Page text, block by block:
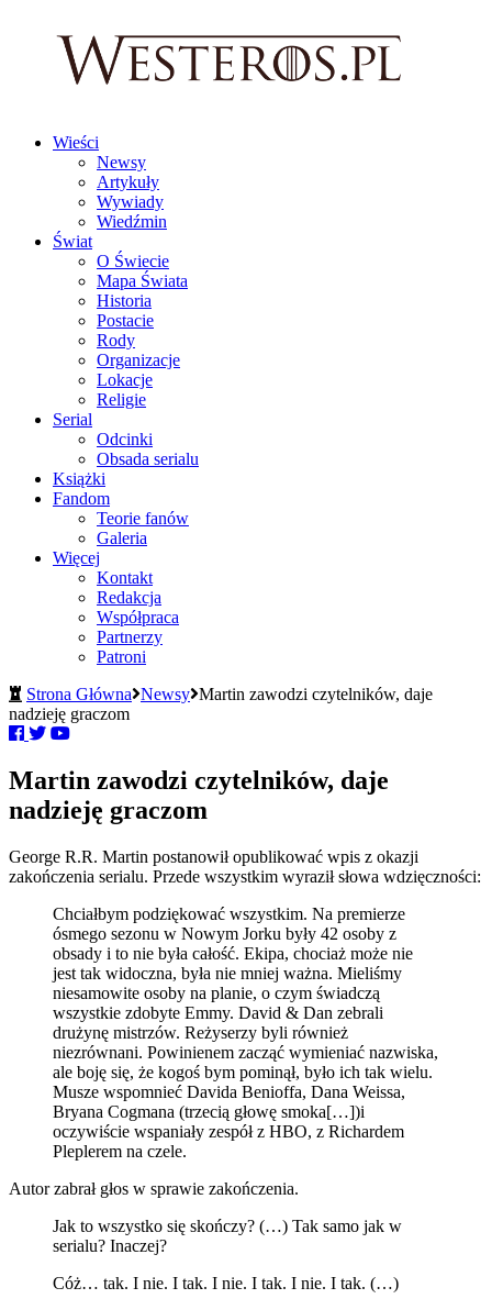
Wieści
Newsy
Artykuły
Wywiady
Wiedźmin
Świat
O Świecie
Mapa Świata
Historia
Postacie
Rody
Organizacje
Lokacje
Religie
Serial
Odcinki
Obsada serialu
Książki
Fandom
Teorie fanów
Galeria
Więcej
Kontakt
Redakcja
Współpraca
Partnerzy
Patroni
Strona Główna Newsy Martin zawodzi czytelników, daje
nadzieję graczom
Martin zawodzi czytelników, daje
nadzieję graczom
George R.R. Martin postanowił opublikować wpis z okazji
zakończenia serialu. Przede wszystkim wyraził słowa wdzięczności:
Chciałbym podziękować wszystkim. Na premierze
ósmego sezonu w Nowym Jorku były 42 osoby z
obsady i to nie była całość. Ekipa, chociaż może nie
jest tak widoczna, była nie mniej ważna. Mieliśmy
niesamowite osoby na planie, o czym świadczą
wszystkie zdobyte Emmy. David & Dan zebrali
drużynę mistrzów. Reżyserzy byli również
niezrównani. Powinienem zacząć wymieniać nazwiska,
ale boję się, że kogoś bym pominął, było ich tak wielu.
Musze wspomnieć Davida Benioffa, Dana Weissa,
Bryana Cogmana (trzecią głowę smoka[…])i
oczywiście wspaniały zespół z HBO, z Richardem
Pleplerem na czele.
Autor zabrał głos w sprawie zakończenia.
Jak to wszystko się skończy? (…) Tak samo jak w
serialu? Inaczej?
Cóż… tak. I nie. I tak. I nie. I tak. I nie. I tak. (…)